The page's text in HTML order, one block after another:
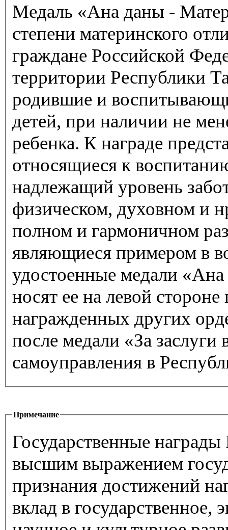
Медаль «Ана даны -
степени материнского
граждане Российской
территории Республики
родившие и
детей, при наличии не
ребенка. К награде
относящиеся к
надлежащий уровень
физическом, духовном и
полном и гармоничном
являющиеся примером в
удостоенные медали
носят ее на левой
награжденных других
после медали «За заслуги
самоуправления в
Примечание
Государственные
высшим выражением
признания достижений
вклад в государственное,